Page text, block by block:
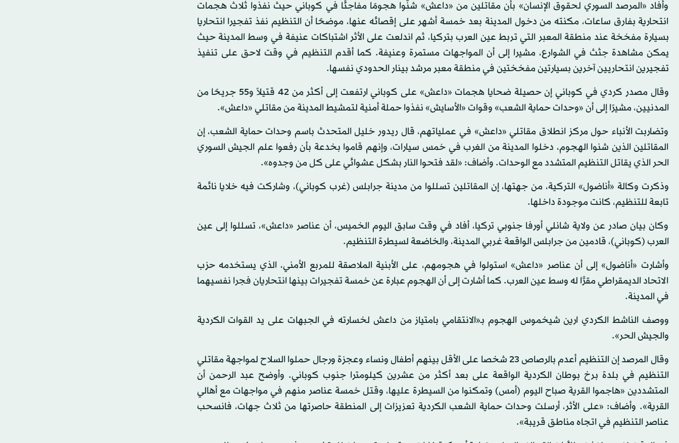
وأفاد «المرصد السوري لحقوق الإنسان» بأن مقاتلين من «داعش» شنّوا هجومًا مفاجئًا في كوباني حيث نفذوا ثلاث هجمات
انتحارية بفارق ساعات، مكنته من دخول المدينة بعد خمسة أشهر على إقصائه عنها، موضحًا أن التنظيم نفذ تفجيرا انتحاريا
بسيارة مفخخة عند منطقة المعبر التي تربط عين العرب بتركيا، ثم اندلعت على الأثر اشتباكات عنيفة في وسط المدينة حيث
يمكن مشاهدة جثث في الشوارع، مشيرا إلى أن المواجهات مستمرة وعنيفة. كما أقدم التنظيم في وقت لاحق على تنفيذ
تفجيرين انتحاريين آخرين بسيارتين مفخختين في منطقة معبر مرشد بينار الحدودي نفسها.
وقال مصدر كردي في كوباني إن حصيلة ضحايا هجمات «داعش» على كوباني ارتفعت إلى أكثر من 42 قتيلاً و55 جريحًا من
المدنيين، مشيرًا إلى أن «وحدات حماية الشعب» وقوات «الأسايش» نفذوا حملة أمنية لتمشيط المدينة من مقاتلي «داعش».
وتضاربت الأنباء حول مركز انطلاق مقاتلي «داعش» في عملياتهم، قال ريدور خليل المتحدث باسم وحدات حماية الشعب، إن
المقاتلين الذين شنوا الهجوم، دخلوا المدينة من الغرب في خمس سيارات، وإنهم قاموا بخدعة بأن رفعوا علم الجيش السوري
الحر الذي يقاتل التنظيم المتشدد مع الوحدات. وأضاف: «لقد فتحوا النار بشكل عشوائي على كل من وجدوه».
وذكرت وكالة «أناضول» التركية، من جهتها، إن المقاتلين تسللوا من مدينة جرابلس (غرب كوباني)، وشاركت فيه خلايا نائمة
تابعة للتنظيم، كانت موجودة داخلها.
وكان بيان صادر عن ولاية شانلي أورفا جنوبي تركيا، أفاد في وقت سابق اليوم الخميس، أن عناصر «داعش»، تسللوا إلى عين
العرب (كوباني)، قادمين من جرابلس الواقعة غربي المدينة، والخاضعة لسيطرة التنظيم.
وأشارت «أناضول» إلى أن عناصر «داعش» استولوا في هجومهم، على الأبنية الملاصقة للمربع الأمني، الذي يستخدمه حزب
الاتحاد الديمقراطي مقرًّا له وسط عين العرب. كما أشارت إلى أن الهجوم عبارة عن خمسة تفجيرات بينها انتحاريان فجرا نفسيهما
في المدينة.
ووصف الناشط الكردي ارين شيخموس الهجوم بـ«الانتقامي بامتياز من داعش لخسارته في الجبهات على يد القوات الكردية
والجيش الحر».
وقال المرصد إن التنظيم أعدم بالرصاص 23 شخصا على الأقل بينهم أطفال ونساء وعجزة ورجال حملوا السلاح لمواجهة مقاتلي
التنظيم في بلدة برخ بوطان الكردية الواقعة على بعد أكثر من عشرين كيلومترا جنوب كوباني. وأوضح عبد الرحمن أن
المتشددين «هاجموا القرية صباح اليوم (أمس) وتمكنوا من السيطرة عليها، وقتل خمسة عناصر منهم في مواجهات مع أهالي
القرية». وأضاف: «على الأثر، أرسلت وحدات حماية الشعب الكردية تعزيزات إلى المنطقة حاصرتها من ثلاث جهات، فانسحب
عناصر التنظيم في اتجاه مناطق قريبة».